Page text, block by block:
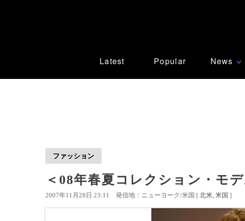
Latest Popular News ∨
ファッション
＜08年春夏コレクション・モ
2007年11月28日 23:11 発信地：ニューヨーク/米国 [ 北米 米国 ]